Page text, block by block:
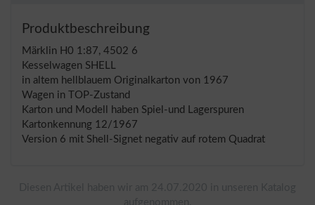
Produktbeschreibung
Märklin H0 1:87, 4502 6
Kesselwagen SHELL
in altem hellblauem Originalkarton von 1967
Wagen in TOP-Zustand
Karton und Modell haben Spiel-und Lagerspuren
Kartonkennung 12/1967
Version 6 mit Shell-Signet negativ auf rotem Quadrat